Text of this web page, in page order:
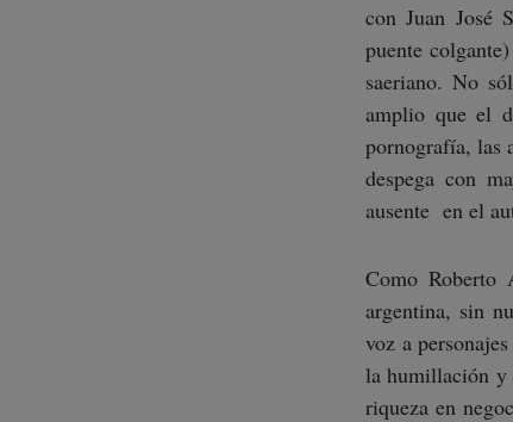
con Juan José
puente
saeriano. No
amplio que el
pornografía, las
despega con
ausente en el
Como Roberto
argentina, sin
voz a
la humillación y
riqueza en